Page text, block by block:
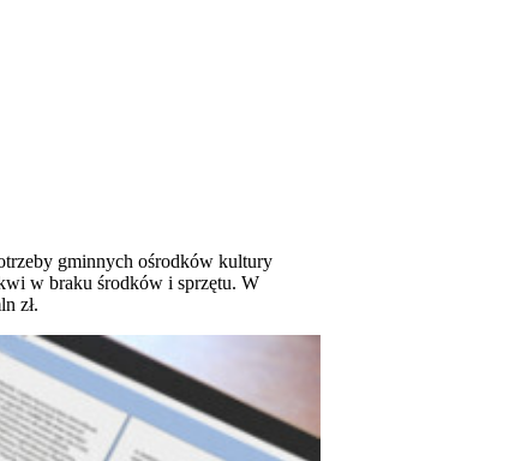
gminnych ośrodków kultury
w braku środków i sprzętu. W
zł.